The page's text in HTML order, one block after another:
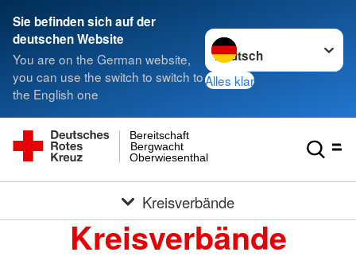
Sie befinden sich auf der
deutschen Website
You are on the German website,
you can use the switch to switch to
the English one
Sprache wechseln zu
Alles klar
Oberwiesenthal
Bergwacht
Bereitschaft
Kreisverbände
Kreisverbände